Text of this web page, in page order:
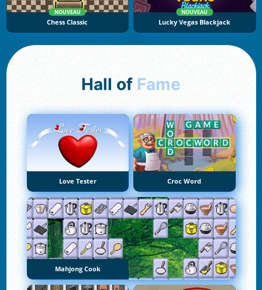
NOUVEAU
Chess Classic
NOUVEAU
Lucky Vegas Blackjack
Hall of Fame
Love Tester Croc Word
Mahjong Cook